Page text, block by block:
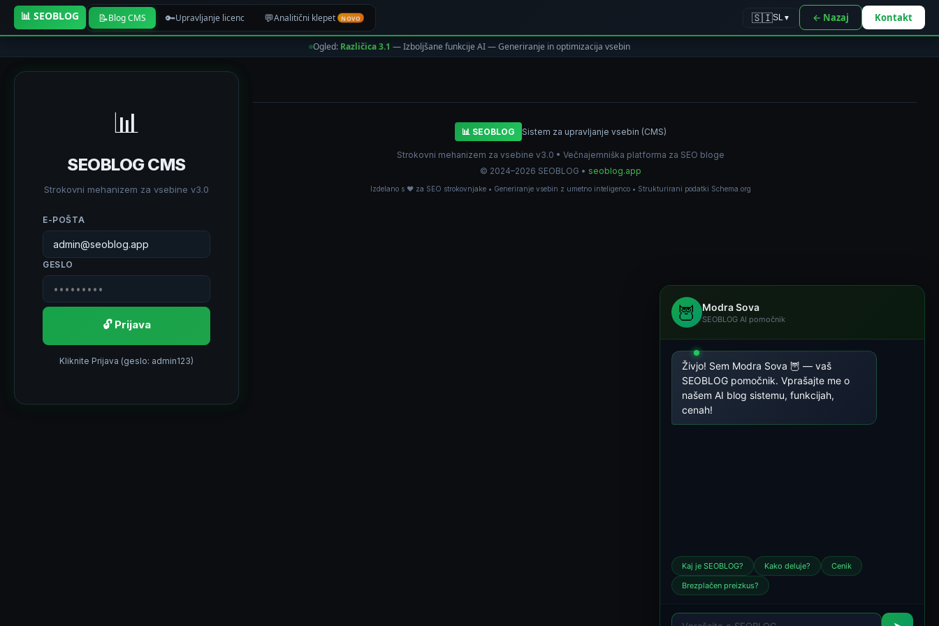
📊 SEOBLOG 📝Blog CMS 🔑Upravljanje licenc 💬Analitični klepet NOVO 🇸🇮SL▼ ← Nazaj Kontakt
Ogled: Različica 3.1 — Izboljšane funkcije AI — Generiranje in optimizacija vsebin
🦉 Modra Sova
SEOBLOG AI pomočnik
Živjo! Sem Modra Sova 🦉 — vaš
SEOBLOG pomočnik. Vprašajte me o
našem AI blog sistemu, funkcijah,
cenah!
Kaj je SEOBLOG? Kako deluje?
Cenik
Brezplačen preizkus?